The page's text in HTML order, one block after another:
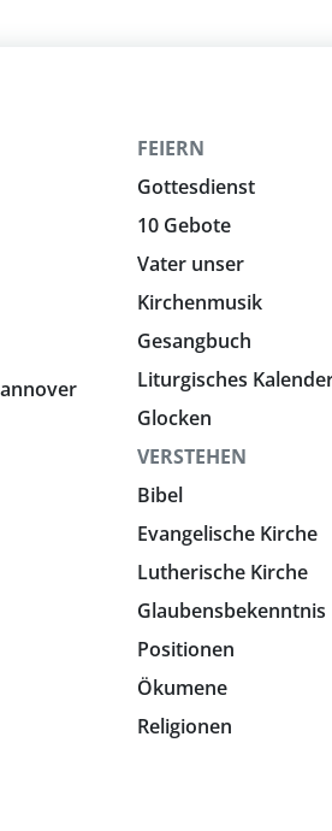
FEIERN
Gottesdienst
10 Gebote
Vater unser
Kirchenmusik
Gesangbuch
Liturgisches
Glocken
VERSTEHEN
Bibel
Evangelische Kirche
Lutherische Kirche
Glaubensbekenntnis
Positionen
Ökumene
Religionen